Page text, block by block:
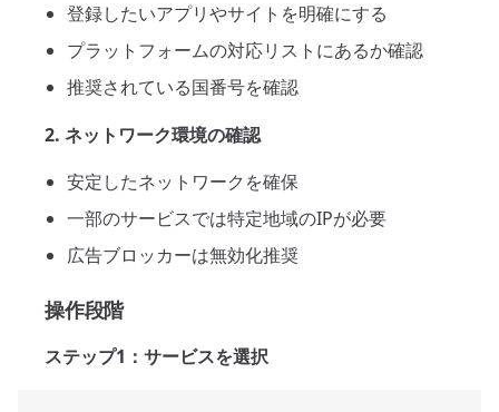
登録したいアプリやサイトを明確にする
プラットフォームの対応リストにあるか確認
推奨されている国番号を確認
2. ネットワーク環境の確認
安定したネットワークを確保
一部のサービスでは特定地域のIPが必要
広告ブロッカーは無効化推奨
操作段階
ステップ1：サービスを選択